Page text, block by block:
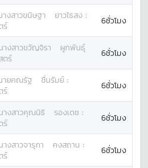
างสาวขนิษฐา ยาวไธสง :
ร์
6ชั่วโมง
างสาวขวัญจิรา
ผูกพันธุ์
ตร์ 6ชั่วโมง
ายคณรัฐ ชื่นรัมย์ :
ร์
6ชั่วโมง
างสาวคุณนิธิ รองเดช :
ร์
6ชั่วโมง
างสาวจารุภา คงสถาน :
ร์
6ชั่วโมง